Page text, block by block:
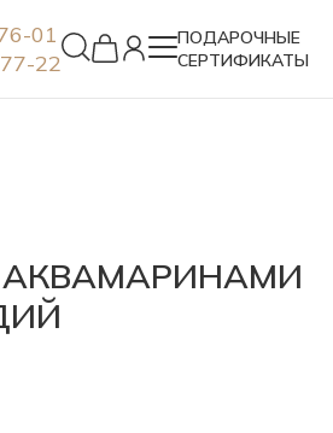
01
22
ПОДАРОЧНЫЕ
СЕРТИФИКАТЫ
АКВАМАРИНАМИ